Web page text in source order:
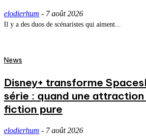
elodierhum - 7 août 2026
Il y a des duos de scénaristes qui aiment...
News
Disney+ transforme
série : quand une
fiction pure
elodierhum - 7 août 2026